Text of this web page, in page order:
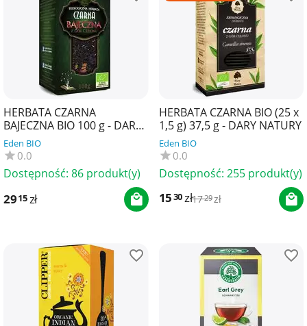
HERBATA CZARNA
BAJECZNA BIO 100 g - DARY
NATURY
Eden BIO
0.0
Dostępność: 86 produkt(y)
2915zł
HERBATA CZARNA BIO (25 x
1,5 g) 37,5 g - DARY NATURY
Eden BIO
0.0
Dostępność: 255 produkt(y)
1530zł1729zł